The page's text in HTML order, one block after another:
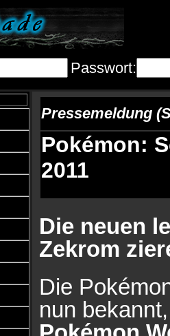
Passwort:
Pressemeldung
Pokémon:
2011
Die neuen
Zekrom
Die
nun